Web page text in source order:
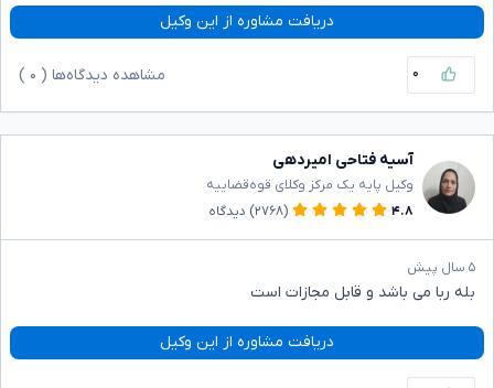
دریافت مشاوره از این وکیل
۰ مشاهده دیدگاه‌ها ( ۰
آسیه فتاحی امیردهی
وکیل پایه یک مرکز وکلای قوه‌قضاییه
۴.۸
(۲۷۶۸) دیدگاه
۵ سال پیش
بله ربا می باشد و قابل مجازات است
دریافت مشاوره از این وکیل